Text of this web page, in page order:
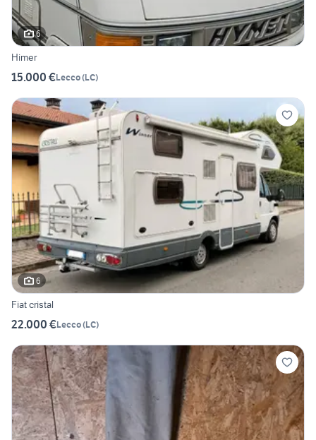
6
Himer
15.000 €Lecco(LC)
6
Fiat cristal
22.000 €Lecco(LC)